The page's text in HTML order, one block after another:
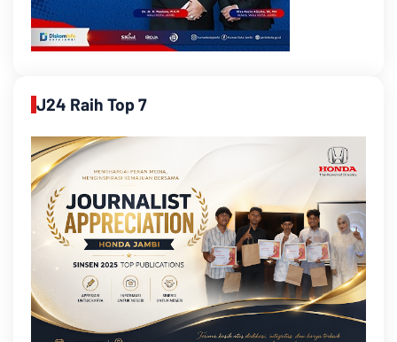
J24 Raih Top 7